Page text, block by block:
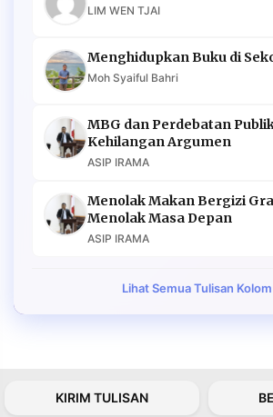
LIM WEN TJAI
Menghidupkan Buku di
Moh Syaiful Bahri
MBG dan Perdebatan
Kehilangan Argumen
ASIP IRAMA
Menolak Makan Bergizi
Menolak Masa Depan
ASIP IRAMA
Lihat Semua Tulisan
KIRIM TULISAN